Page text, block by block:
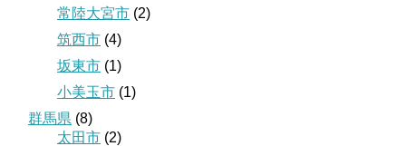
常陸大宮市 (2)
筑西市 (4)
坂東市 (1)
小美玉市 (1)
群馬県 (8)
太田市 (2)